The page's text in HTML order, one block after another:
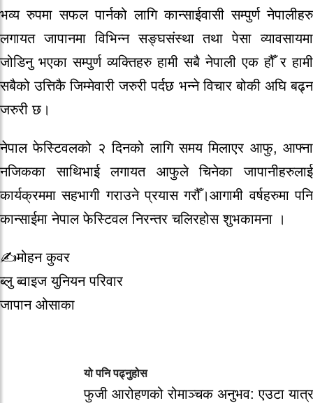
भव्य रुपमा सफल पार्नको लागि कान्साईवासी सम्पुर्ण नेपालीहरु
लगायत जापानमा विभिन्न सङ्घसंस्था तथा पेसा व्यावसायमा
जोडिनु भएका सम्पुर्ण व्यक्तिहरु हामी सबै नेपाली एक हौँ र हामी
सबैको उत्तिकै जिम्मेवारी जरुरी पर्दछ भन्ने विचार बोकी अघि बढ्न
जरुरी छ।
नेपाल फेस्टिवलको २ दिनको लागि समय मिलाएर आफु, आफ्ना
नजिकका साथिभाई लगायत आफुले चिनेका जापानीहरुलाई
कार्यक्रममा सहभागी गराउने प्रयास गरौँ।आगामी वर्षहरुमा पनि
कान्साईमा नेपाल फेस्टिवल निरन्तर चलिरहोस शुभकामना ।
✍️मोहन कुवर
ब्लु ब्वाइज युनियन परिवार
जापान ओसाका
यो पनि पढ्नुहोस
फुजी आरोहणको रोमाञ्चक अनुभव: एउटा